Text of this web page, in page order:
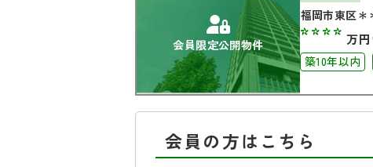
会員限定公開物件
福岡市東区＊
**** 万円
築10年以内
会員の方はこちら